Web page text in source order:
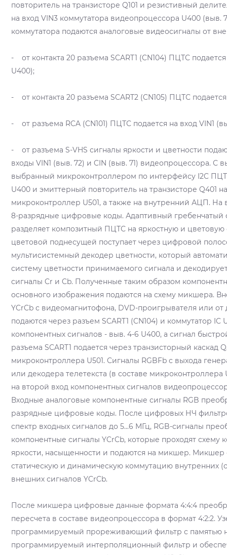
повторитель на транзисторе Q101 и резистивный
на вход VIN3 коммутатора видеопроцессора U400 (выв.
коммутатора подаются аналоговые видеосигналы от
- от контакта 20 разъема SCART1 (CN104) ПЦТС
U400);
- от контакта 20 разъема SCART2 (CN105) ПЦТС
- от разъема RCA (CN101) ПЦТС подается на вход VIN1
- от разъема S-VHS сигналы яркости и цветности
входы VIN1 (выв. 72) и CIN (выв. 71) видеопроцессора. С
выбранный микроконтроллером по интерфейсу I2C
U400 и эмиттерный повторитель на транзисторе Q401
микроконтроллер U501, а также на внутренний АЦП.
8-разрядные цифровые коды. Адаптивный гребенчатый
разделяет композитный ПЦТС на яркостную и
цветовой поднесущей поступает через цифровой
мультисистемный декодер цветности, который
систему цветности принимаемого сигнала и
сигналы Cr и Cb. Полученные таким образом
основного изображения подаются на схему микшера.
YCrCb с видеомагнитофона, DVD-проигрывателя или от
подаются через разъем SCART1 (CN104) и коммутатор IC
компонентных сигналов - выв. 4-6 U400, а сигнал
разъема SCART1 подается через транзисторный каскад
микроконтроллера U501. Сигналы RGBFb с выхода
или декодера телетекста (в составе микроконтроллера
на второй вход компонентных сигналов
Входные аналоговые компонентные сигналы RGB
разрядные цифровые коды. После цифровых НЧ
спектр входных сигналов до 5...6 МГц, RGB-сигналы
компонентные сигналы YCrCb, которые проходят схему
яркости, насыщенности и подаются на микшер. Микшер
статическую и динамическую коммутацию внутренних
внешних сигналов YCrCb.
После микшера цифровые данные формата 4:4:4
пересчета в составе видеопроцессора в формат 4:2:2.
программируемый прореживающий фильтр с памятью
программируемый интерполяционный фильтр и